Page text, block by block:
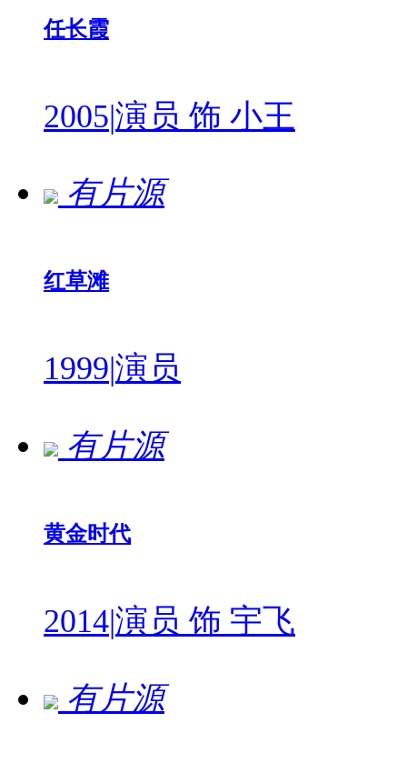
任长霞
2005|演员 饰 小王
有片源
红草滩
1999|演员
有片源
黄金时代
2014|演员 饰 宇飞
有片源